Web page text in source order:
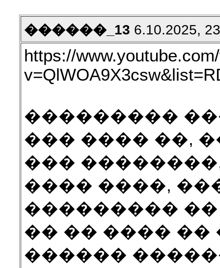
������_13 6.10.2025,
https://
���������
��� ���� ��,
���
���� ����,
��������� ��
�� �� ���� ��
������